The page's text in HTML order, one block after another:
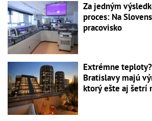
Za jedným
proces: Na
pracovisko
Extrémne
Bratislavy majú
ktorý ešte aj šetrí